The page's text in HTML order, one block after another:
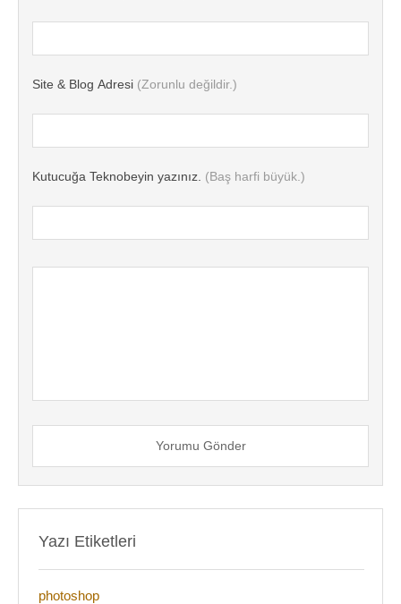
Site & Blog Adresi (Zorunlu değildir.)
Kutucuğa Teknobeyin yazınız. (Baş harfi büyük.)
Yorumu Gönder
Yazı Etiketleri
photoshop